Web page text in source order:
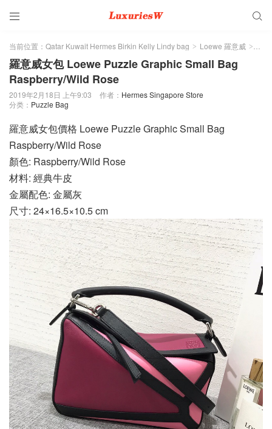
 
当前位置： Qatar Kuwait Hermes Birkin Kelly Lindy bag > Loewe 羅意威 >
羅意威女包 Loewe Puzzle Graphic Small Bag
Raspberry/Wild Rose
2019年2月18日 上午9:03 作者： Hermes Singapore Store
分类： Puzzle Bag
羅意威女包價格 Loewe Puzzle Graphic Small Bag
Raspberry/Wild Rose
顏色: Raspberry/Wild Rose
材料: 經典牛皮
金屬配色: 金屬灰
尺寸: 24×16.5×10.5 cm